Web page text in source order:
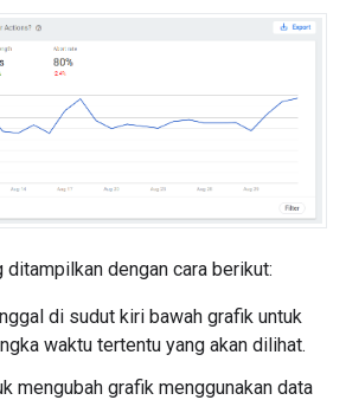
ditampilkan dengan cara berikut:
di sudut kiri bawah grafik untuk
waktu tertentu yang akan dilihat.
mengubah grafik menggunakan data